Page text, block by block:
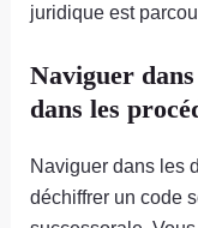
juridique est
Naviguer
dans les
Naviguer dans les
déchiffrer un code